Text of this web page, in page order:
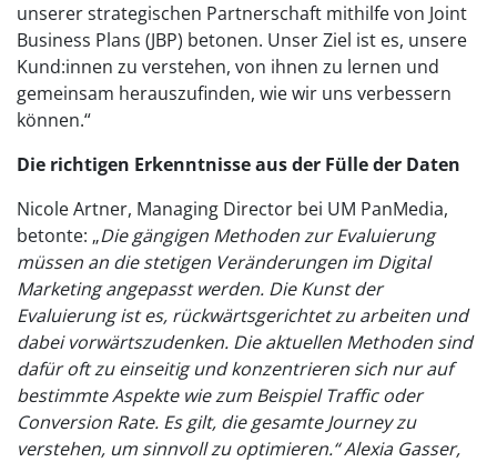
unserer strategischen Partnerschaft mithilfe von Joint
Business Plans (JBP) betonen. Unser Ziel ist es, unsere
Kund:innen zu verstehen, von ihnen zu lernen und
gemeinsam herauszufinden, wie wir uns verbessern
können.“
Die richtigen Erkenntnisse aus der Fülle der Daten
Nicole Artner, Managing Director bei UM PanMedia,
betonte: „Die gängigen Methoden zur Evaluierung
müssen an die stetigen Veränderungen im Digital
Marketing angepasst werden. Die Kunst der
Evaluierung ist es, rückwärtsgerichtet zu arbeiten und
dabei vorwärtszudenken. Die aktuellen Methoden sind
dafür oft zu einseitig und konzentrieren sich nur auf
bestimmte Aspekte wie zum Beispiel Traffic oder
Conversion Rate. Es gilt, die gesamte Journey zu
verstehen, um sinnvoll zu optimieren.“Alexia Gasser,